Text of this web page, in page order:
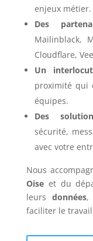
enjeux métier.
Des
Mailinblack,
Cloudflare,
Un
proximité qui
équipes.
Des
sécurité,
avec votre
Nous
Oiseet du
leursdonnées
faciliter le